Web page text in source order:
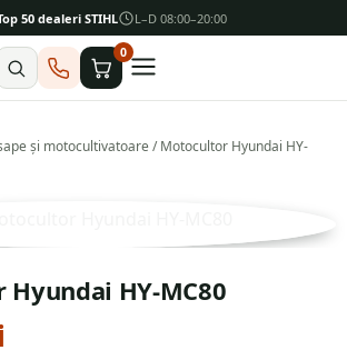
50 dealeri STIHL L–D 08:00–20:00
0
și motocultivatoare/ Motocultor Hyundai HY-
HY-MC80